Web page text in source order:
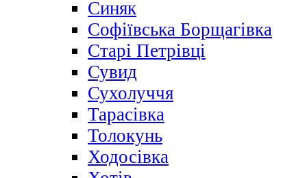
Синяк
Софіївська Борщагівка
Старі Петрівці
Сувид
Сухолуччя
Тарасівка
Толокунь
Ходосівка